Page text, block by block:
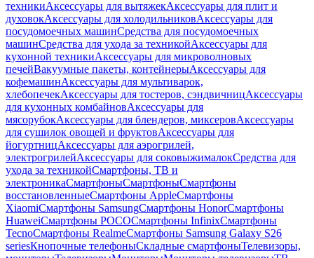
техникиАксессуары для вытяжекАксессуары для плит и
духовокАксессуары для холодильниковАксессуары для
посудомоечных машинСредства для посудомоечных
машинСредства для ухода за техникойАксессуары для
кухонной техникиАксессуары для микроволновых
печейВакуумные пакеты, контейнерыАксессуары для
кофемашинАксессуары для мультиварок,
хлебопечекАксессуары для тостеров, сэндвичницАксессуары
для кухонных комбайновАксессуары для
мясорубокАксессуары для блендеров, миксеровАксессуары
для сушилок овощей и фруктовАксессуары для
йогуртницАксессуары для аэрогрилей,
электрогрилейАксессуары для соковыжималокСредства для
ухода за техникойСмартфоны, ТВ и
электроникаСмартфоныСмартфоныСмартфоны
восстановленныеСмартфоны AppleСмартфоны
XiaomiСмартфоны SamsungСмартфоны HonorСмартфоны
HuaweiСмартфоны POCOСмартфоны InfinixСмартфоны
TecnoСмартфоны RealmeСмартфоны Samsung Galaxy S26
seriesКнопочные телефоныСкладные смартфоныТелевизоры,